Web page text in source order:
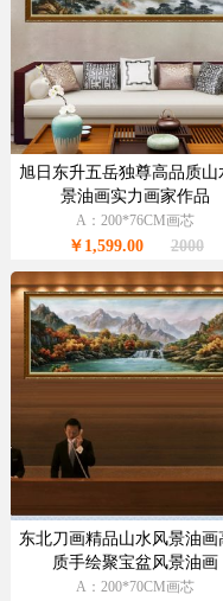
旭日东升五岳独尊高品质山
景油画实力画家作品
A：200*76CM画芯
￥1,599.00 2000
东北刀画精品山水风景油画
质手绘聚宝盆风景油画
A：200*70CM画芯